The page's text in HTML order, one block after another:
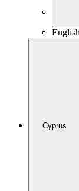
English
Cyprus